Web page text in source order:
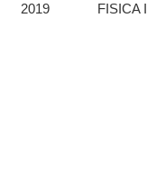
2019 FISICA I